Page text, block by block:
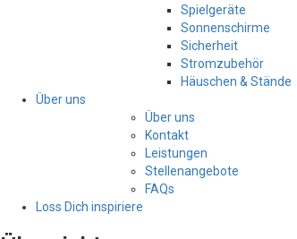
Spielgeräte
Sonnenschirme
Sicherheit
Stromzubehör
Häuschen & Stände
Über uns
Über uns
Kontakt
Leistungen
Stellenangebote
FAQs
Loss Dich inspiriere